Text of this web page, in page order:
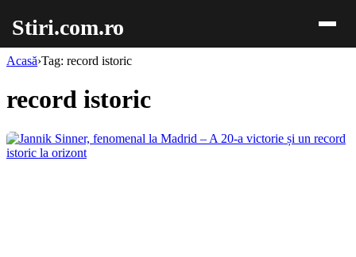
Stiri.com.ro
Acasă›Tag: record istoric
record istoric